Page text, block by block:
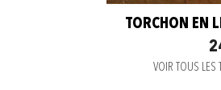
TORCHON EN
VOIR TOUS